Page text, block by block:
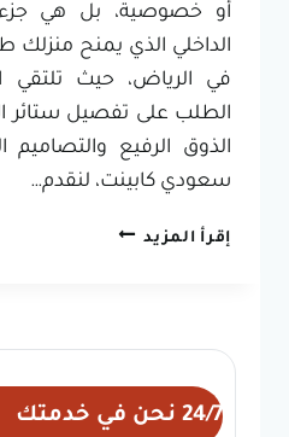
أو خصوصية، بل هي
الداخلي الذي يمنح منزلك
في الرياض، حيث تلتقي
الطلب على تفصيل ستائر
الذوق الرفيع والتصاميم
سعودي كابينت، لنقدم…
إقرأ المزيد تفصيل
مودرن
24/7 نحن في خدمتك